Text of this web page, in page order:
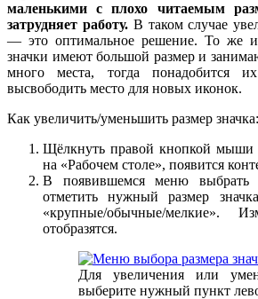
маленькими с плохо читаемым
затрудняет работу.В таком случае
— это оптимальное решение. То же
значки имеют большой размер и
много места, тогда понадобится
высвободить место для новых иконок.
Как увеличить/уменьшить размер значка:
Щёлкнуть правой кнопкой мыши
на «Рабочем столе», появится
В появившемся меню выбрать
отметить нужный размер
«крупные/обычные/мелкие».
отобразятся.
Для увеличения или
выберите нужный пункт